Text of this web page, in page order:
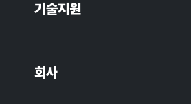
기술지원
회사